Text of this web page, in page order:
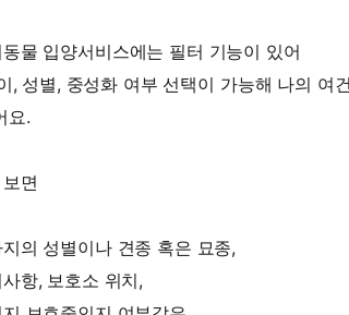
물 입양서비스에는 필터 기능이 있어
, 성별, 중성화 여부 선택이 가능해 나의 여
요.
면
의 성별이나 견종 혹은 묘종,
항, 보호소 위치,